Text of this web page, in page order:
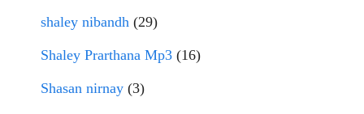
shaley nibandh (29)
Shaley Prarthana Mp3 (16)
Shasan nirnay (3)